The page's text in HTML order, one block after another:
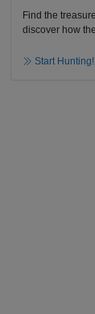
Find the
discover how
Start Hunting!